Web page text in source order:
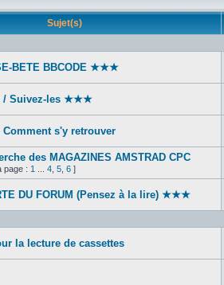
Sujet(s)
BETE BBCODE ★★★
Suivez-les ★★★
Comment s'y retrouver‎
des MAGAZINES AMSTRAD CPC
page : 1 4 5 6 ]
DU FORUM (Pensez à la lire) ★★★
la lecture de cassettes